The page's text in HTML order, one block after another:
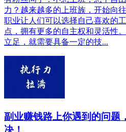
力？越来越多的上班族，开始向
职业让人们可以选择自己喜欢的
点，拥有更多的自主权和灵活性
立足，就需要具备一定的技...
副业赚钱路上你遇到的问题
决！